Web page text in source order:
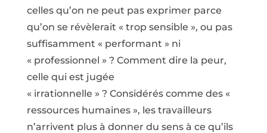
celles qu’on ne peut pas exprimer parce
qu’on se révèlerait « trop sensible », ou pas
suffisamment « performant » ni
« professionnel » ? Comment dire la peur,
celle qui est jugée
« irrationnelle » ? Considérés comme des «
ressources humaines », les travailleurs
n’arrivent plus à donner du sens à ce qu’ils